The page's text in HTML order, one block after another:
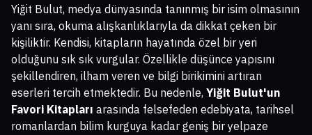
Yiğit Bulut, medya dünyasında tanınmış bir isim olmasının
yanı sıra, okuma alışkanlıklarıyla da dikkat çeken bir
kişiliktir. Kendisi, kitapların hayatında özel bir yeri
olduğunu sık sık vurgular. Özellikle düşünce yapısını
şekillendiren, ilham veren ve bilgi birikimini artıran
eserleri tercih etmektedir. Bu nedenle, Yiğit Bulut'un
Favori Kitapları arasında felsefeden edebiyata, tarihsel
romanlardan bilim kurguya kadar geniş bir yelpaze